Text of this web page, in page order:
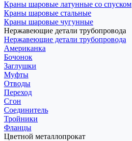
Краны шаровые латунные со спуском
Краны шаровые стальные
Краны шаровые чугунные
Нержавеющие детали трубопровода
Нержавеющие детали трубопровода
Американка
Бочонок
Заглушки
Муфты
Отводы
Переход
Сгон
Соединитель
Тройники
Фланцы
Цветной металлопрокат